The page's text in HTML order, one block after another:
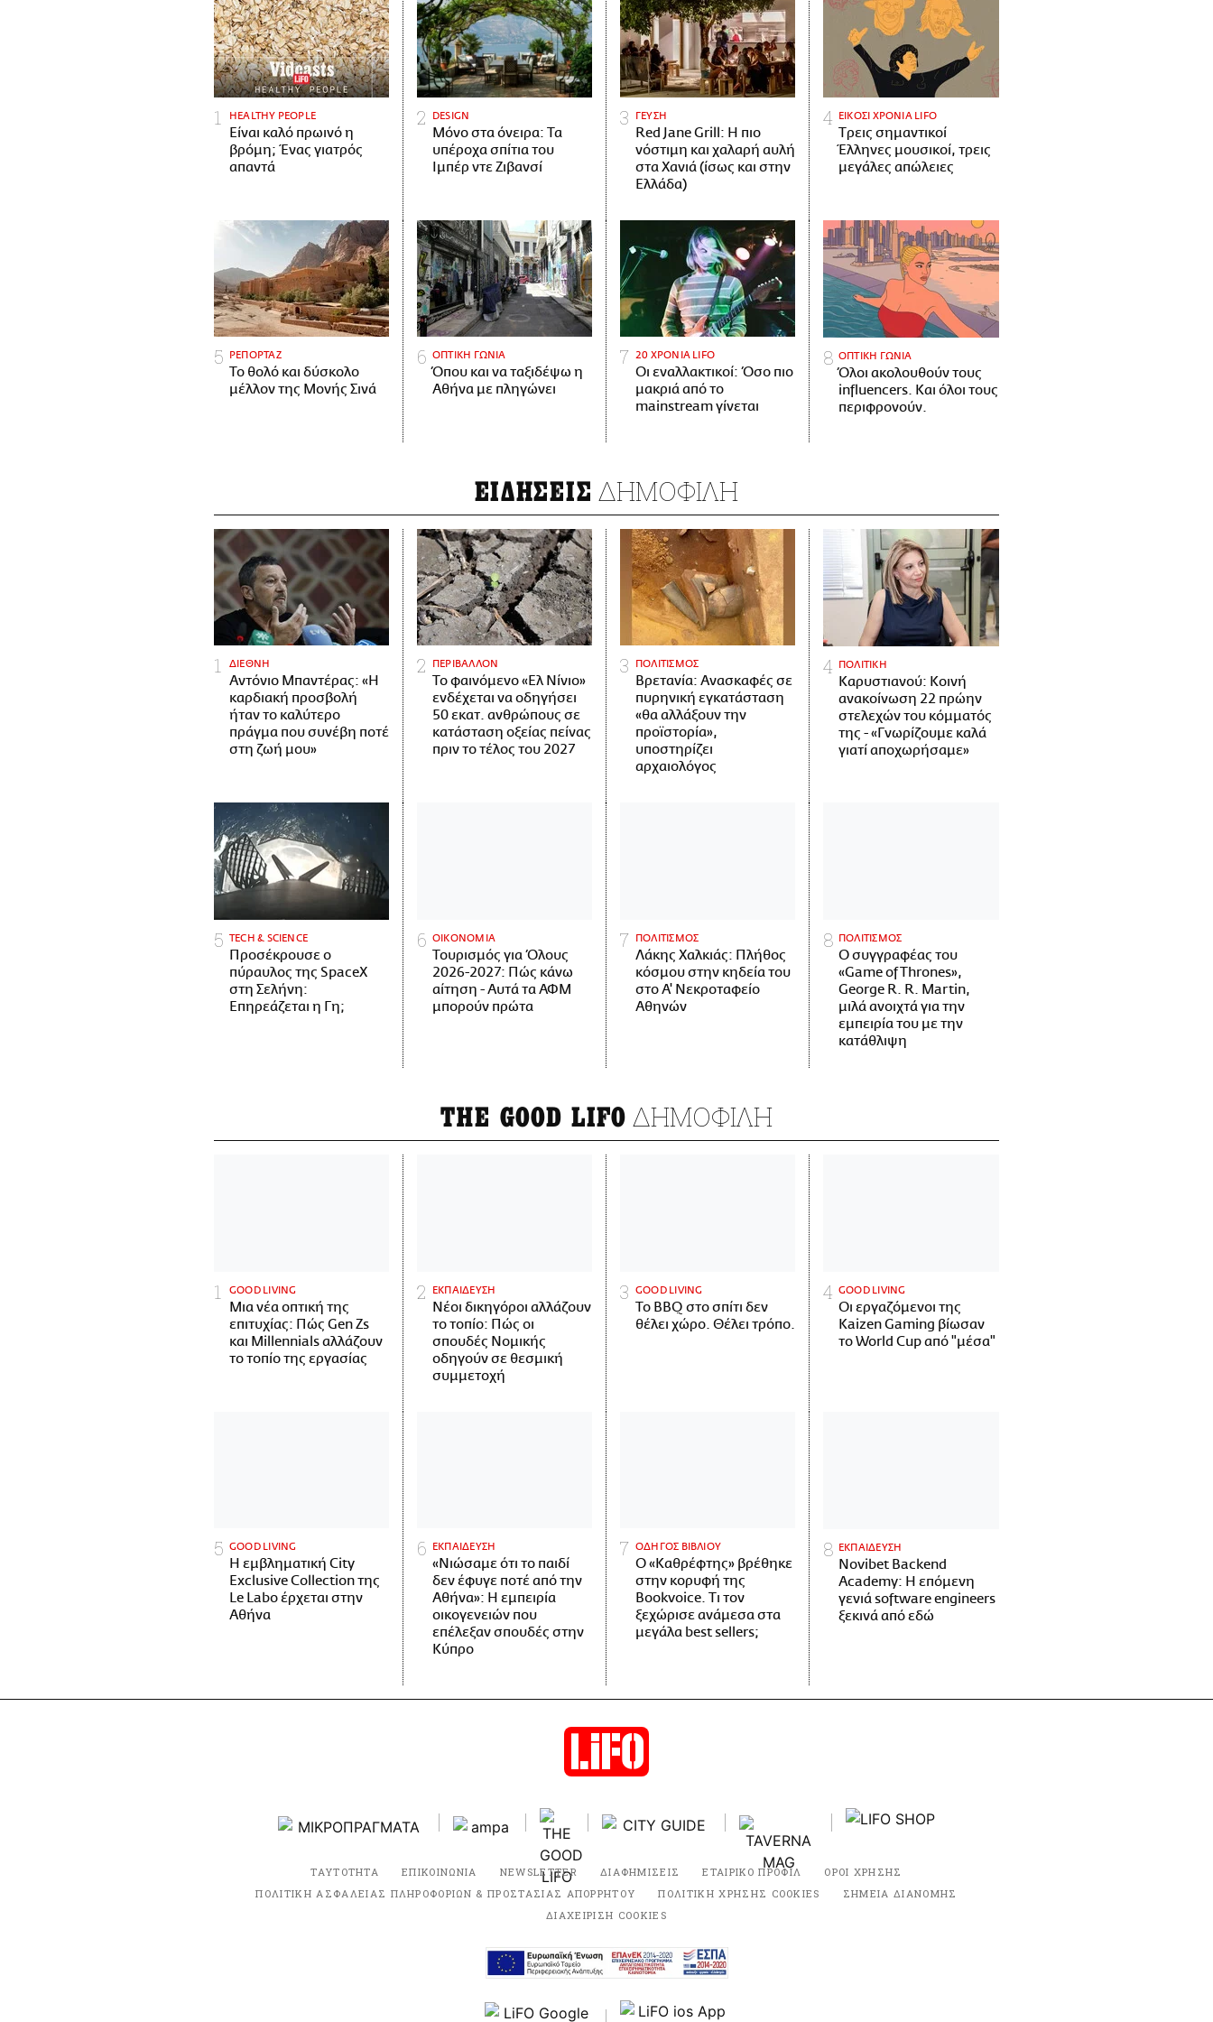
HEALTHY PEOPLE
Είναι καλό πρωινό η
βρόμη; Ένας γιατρός
απαντά
DESIGN
Μόνο στα όνειρα: Τα
υπέροχα σπίτια του
Ιμπέρ ντε Ζιβανσί
ΓΕΥΣΗ
Red Jane Grill: Η πιο
νόστιμη και χαλαρή αυλή
στα Χανιά (ίσως και στην
Ελλάδα)
ΕΙΚΟΣΙ ΧΡΟΝΙΑ LIFO
Tρεις σημαντικοί
Έλληνες μουσικοί, τρεις
μεγάλες απώλειες
ΡΕΠΟΡΤΑΖ
Το θολό και δύσκολο
μέλλον της Μονής Σινά
ΟΠΤΙΚΗ ΓΩΝΙΑ
Όπου και να ταξιδέψω η
Αθήνα με πληγώνει
20 ΧΡΟΝΙΑ LIFO
Οι εναλλακτικοί: Όσο πιο
μακριά από το
mainstream γίνεται
ΟΠΤΙΚΗ ΓΩΝΙΑ
Όλοι ακολουθούν τους
influencers. Και όλοι τους
περιφρονούν.
ΕΙΔΗΣΕΙΣ ΔΗΜΟΦΙΛΗ
ΔΙΕΘΝΗ
Αντόνιο Μπαντέρας: «Η
καρδιακή προσβολή
ήταν το καλύτερο
πράγμα που συνέβη ποτέ
στη ζωή μου»
ΠΕΡΙΒΑΛΛΟΝ
Το φαινόμενο «Ελ Νίνιο»
ενδέχεται να οδηγήσει
50 εκατ. ανθρώπους σε
κατάσταση οξείας πείνας
πριν το τέλος του 2027
ΠΟΛΙΤΙΣΜΟΣ
Βρετανία: Ανασκαφές σε
πυρηνική εγκατάσταση
«θα αλλάξουν την
προϊστορία»,
υποστηρίζει
αρχαιολόγος
ΠΟΛΙΤΙΚΗ
Καρυστιανού: Κοινή
ανακοίνωση 22 πρώην
στελεχών του κόμματός
της - «Γνωρίζουμε καλά
γιατί αποχωρήσαμε»
ΤECH & SCIENCE
Προσέκρουσε ο
πύραυλος της SpaceX
στη Σελήνη:
Επηρεάζεται η Γη;
ΟΙΚΟΝΟΜΙΑ
Τουρισμός για Όλους
2026-2027: Πώς κάνω
αίτηση - Αυτά τα ΑΦΜ
μπορούν πρώτα
ΠΟΛΙΤΙΣΜΟΣ
Λάκης Χαλκιάς: Πλήθος
κόσμου στην κηδεία του
στο Α' Νεκροταφείο
Αθηνών
ΠΟΛΙΤΙΣΜΟΣ
Ο συγγραφέας του
«Game of Thrones»,
George R. R. Martin,
μιλά ανοιχτά για την
εμπειρία του με την
κατάθλιψη
THE GOOD LIFO ΔΗΜΟΦΙΛΗ
GOOD LIVING
Μια νέα οπτική της
επιτυχίας: Πώς Gen Zs
και Millennials αλλάζουν
το τοπίο της εργασίας
ΕΚΠΑΙΔΕΥΣΗ
Νέοι δικηγόροι αλλάζουν
το τοπίο: Πώς οι
σπουδές Νομικής
οδηγούν σε θεσμική
συμμετοχή
GOOD LIVING
Το BBQ στο σπίτι δεν
θέλει χώρο. Θέλει τρόπο.
GOOD LIVING
Οι εργαζόμενοι της
Kaizen Gaming βίωσαν
το World Cup από "μέσα"
GOOD LIVING
Η εμβληματική City
Exclusive Collection της
Le Labo έρχεται στην
Αθήνα
ΕΚΠΑΙΔΕΥΣΗ
«Νιώσαμε ότι το παιδί
δεν έφυγε ποτέ από την
Αθήνα»: Η εμπειρία
οικογενειών που
επέλεξαν σπουδές στην
Κύπρο
ΟΔΗΓΟΣ ΒΙΒΛΙΟΥ
Ο «Καθρέφτης» βρέθηκε
στην κορυφή της
Bookvoice. Τι τον
ξεχώρισε ανάμεσα στα
μεγάλα best sellers;
ΕΚΠΑΙΔΕΥΣΗ
Novibet Backend
Academy: Η επόμενη
γενιά software engineers
ξεκινά από εδώ
ΤΑΥΤΟΤΗΤΑ ΕΠΙΚΟΙΝΩΝΙΑ NEWSLETTER ΔΙΑΦΗΜΙΣΕΙΣ ΕΤΑΙΡΙΚΟ ΠΡΟΦΙΛ
ΟΡΟΙ ΧΡΗΣΗΣ
ΠΟΛΙΤΙΚΗ ΑΣΦΑΛΕΙΑΣ ΠΛΗΡΟΦΟΡΙΩΝ & ΠΡΟΣΤΑΣΙΑΣ ΑΠΟΡΡΗΤΟΥ
ΠΟΛΙΤΙΚΗ ΧΡΗΣΗΣ COOKIES
ΣΗΜΕΙΑ ΔΙΑΝΟΜΗΣ
ΔΙΑΧΕΙΡΙΣΗ COOKIES